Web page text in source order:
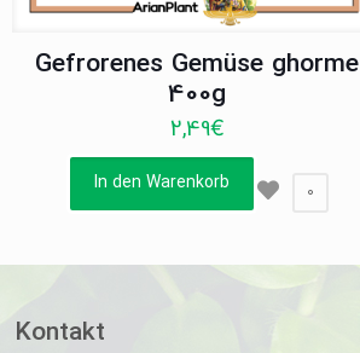
Gefrorenes Gemüse ghorme
400g
2,49€
In den Warenkorb 0
Kontakt